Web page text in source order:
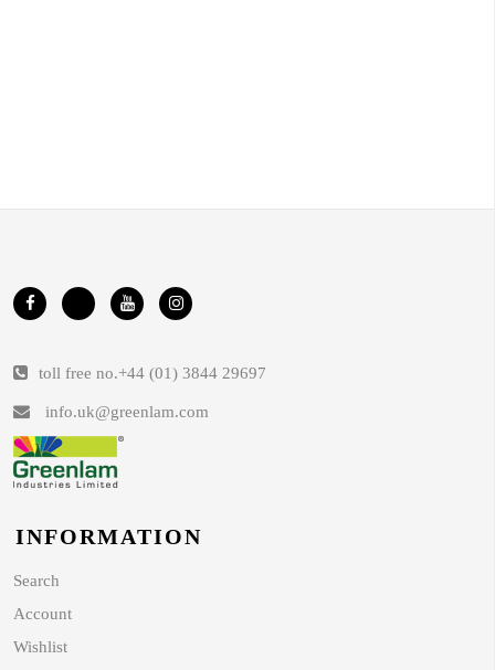
toll free no.+44 (01) 3844 29697
info.uk@greenlam.com
INFORMATION
Search
Account
Wishlist